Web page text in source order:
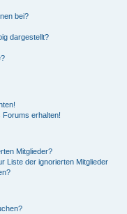
bei?
dargestellt?
Forums erhalten!
Mitglieder?
Liste der ignorierten Mitglieder